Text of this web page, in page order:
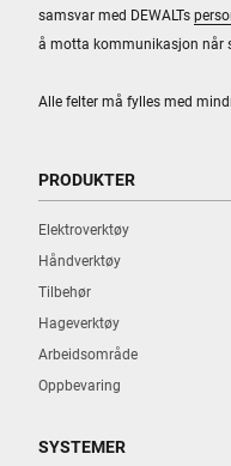
Alle felter må fylles med
samsvar med DEWALTs
å motta kommunikasjon når
PRODUKTER
Elektroverktøy
Håndverktøy
Tilbehør
Hageverktøy
Arbeidsområde
Oppbevaring
SYSTEMER